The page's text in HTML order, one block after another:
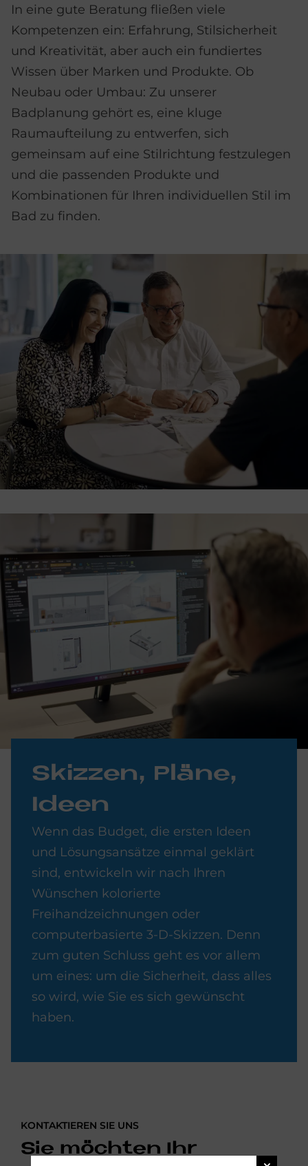
In eine gute Beratung fließen viele
Kompetenzen ein: Erfahrung, Stilsicherheit
und Kreativität, aber auch ein fundiertes
Wissen über Marken und Produkte. Ob
Neubau oder Umbau: Zu unserer
Badplanung gehört es, eine kluge
Raumaufteilung zu entwerfen, sich
gemeinsam auf eine Stilrichtung festzulegen
und die passenden Produkte und
Kombinationen für Ihren individuellen Stil im
Bad zu finden.
Skiz­zen, Plä­ne,
Ide­en
Wenn das Budget, die ersten Ideen
und Lösungsansätze einmal geklärt
sind, entwickeln wir nach Ihren
Wünschen kolorierte
Freihandzeichnungen oder
computerbasierte 3-D-Skizzen. Denn
zum guten Schluss geht es vor allem
um eines: um die Sicherheit, dass alles
so wird, wie Sie es sich gewünscht
haben.
KONTAKTIEREN SIE UNS
Sie möchten Ihr